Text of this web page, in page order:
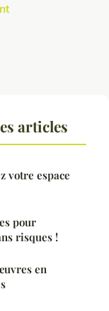
articles
votre espace
pour
risques !
en